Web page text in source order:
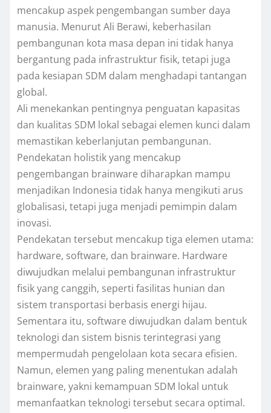
mencakup aspek pengembangan sumber daya
manusia. Menurut Ali Berawi, keberhasilan
pembangunan kota masa depan ini tidak hanya
bergantung pada infrastruktur fisik, tetapi juga
pada kesiapan SDM dalam menghadapi tantangan
global.
Ali menekankan pentingnya penguatan kapasitas
dan kualitas SDM lokal sebagai elemen kunci dalam
memastikan keberlanjutan pembangunan.
Pendekatan holistik yang mencakup
pengembangan brainware diharapkan mampu
menjadikan Indonesia tidak hanya mengikuti arus
globalisasi, tetapi juga menjadi pemimpin dalam
inovasi.
Pendekatan tersebut mencakup tiga elemen utama:
hardware, software, dan brainware. Hardware
diwujudkan melalui pembangunan infrastruktur
fisik yang canggih, seperti fasilitas hunian dan
sistem transportasi berbasis energi hijau.
Sementara itu, software diwujudkan dalam bentuk
teknologi dan sistem bisnis terintegrasi yang
mempermudah pengelolaan kota secara efisien.
Namun, elemen yang paling menentukan adalah
brainware, yakni kemampuan SDM lokal untuk
memanfaatkan teknologi tersebut secara optimal.